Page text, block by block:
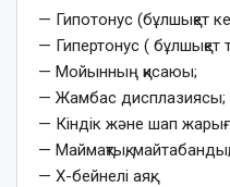
— Гипотонус (бұлшықет
— Гипертонус (
— Мойынның қисаюы;
— Жамбас дисплазиясы;
— Кіндік және шап
— Маймақтық, майтабандық;
— X-бейнелі аяқ;